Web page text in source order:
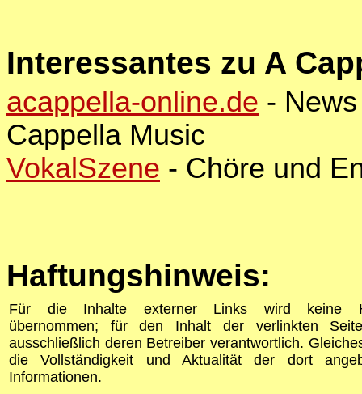
Interessantes zu A
acappella-online.de -
Cappella Music
VokalSzene - Chöre und
Haftungshinweis:
Für die Inhalte externer Links wird keine
übernommen; für den Inhalt der verlinkten
ausschließlich deren Betreiber verantwortlich.
die Vollständigkeit und Aktualität der dort
Informationen.